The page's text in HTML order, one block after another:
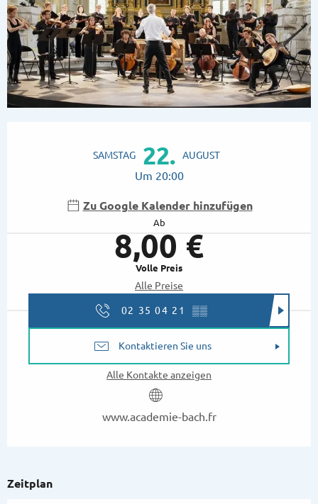
SAMSTAG 22. AUGUST
Um 20:00
Zu Google Kalender hinzufügen
Ab
8,00 €
Volle Preis
Alle Preise
02 35 04 21 ▒▒
Kontaktieren Sie uns
Alle Kontakte anzeigen
www.academie-bach.fr
Zeitplan